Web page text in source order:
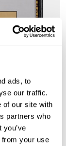
ads, to
our traffic.
of our site with
partners who
from your use